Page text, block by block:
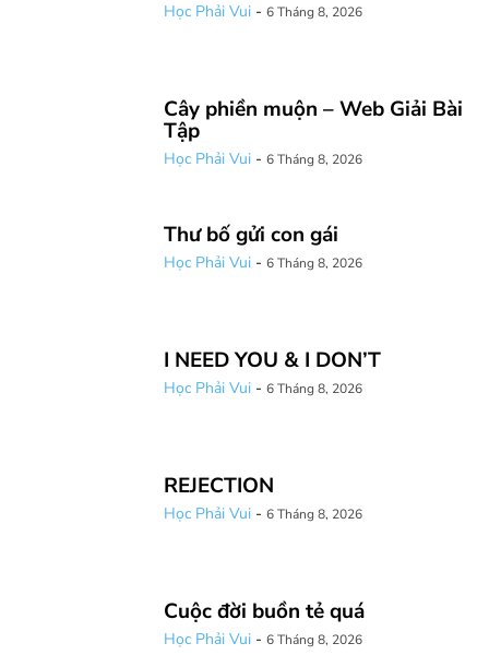
Học Phải Vui - 6 Tháng 8, 2026
Cây phiền muộn – Web Giải Bài
Tập
Học Phải Vui - 6 Tháng 8, 2026
Thư bố gửi con gái
Học Phải Vui - 6 Tháng 8, 2026
I NEED YOU & I DON’T
Học Phải Vui - 6 Tháng 8, 2026
REJECTION
Học Phải Vui - 6 Tháng 8, 2026
Cuộc đời buồn tẻ quá
Học Phải Vui - 6 Tháng 8, 2026